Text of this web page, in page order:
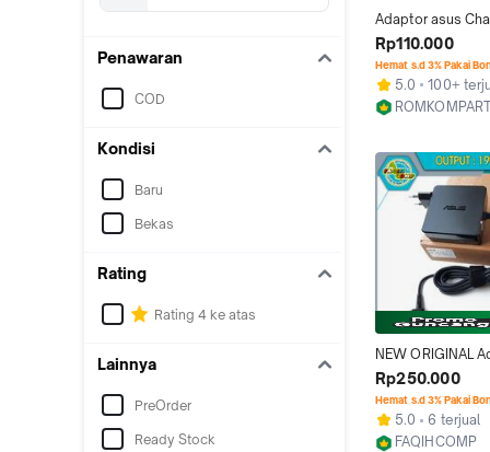
Penawaran
COD
Kondisi
Baru
Bekas
Rating
Rating 4 ke atas
Lainnya
PreOrder
Ready Stock
Adaptor asus
Carger Original
A456 A456U
A456UQ
Rp110.000
Hemat s.d 3% Pakai
5.0
100+
NEW ORIGINAL
Charger Laptop
A456U A456UR
Rp250.000
Hemat s.d 3% Pakai
5.0
6 terjual
FAQIHCOMP